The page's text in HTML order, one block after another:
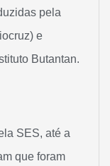
pela
e
Butantan.
SES, até a
que foram